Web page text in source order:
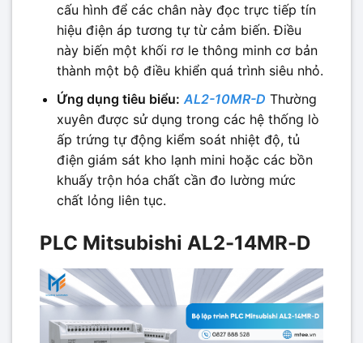
cấu hình để các chân này đọc trực tiếp tín
hiệu điện áp tương tự từ cảm biến. Điều
này biến một khối rơ le thông minh cơ bản
thành một bộ điều khiển quá trình siêu nhỏ.
Ứng dụng tiêu biểu: AL2-10MR-D Thường
xuyên được sử dụng trong các hệ thống lò
ấp trứng tự động kiểm soát nhiệt độ, tủ
điện giám sát kho lạnh mini hoặc các bồn
khuấy trộn hóa chất cần đo lường mức
chất lỏng liên tục.
PLC Mitsubishi AL2-14MR-D